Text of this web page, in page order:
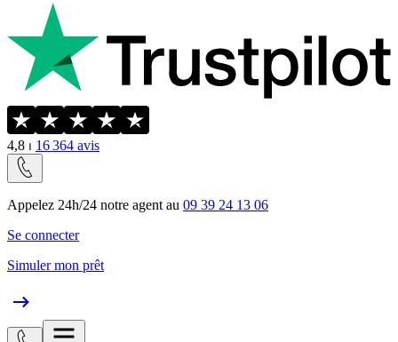
4,8 ⏐ 16 364 avis
Appelez 24h/24 notre agent au 09 39 24 13 06
Se connecter
Simuler mon prêt